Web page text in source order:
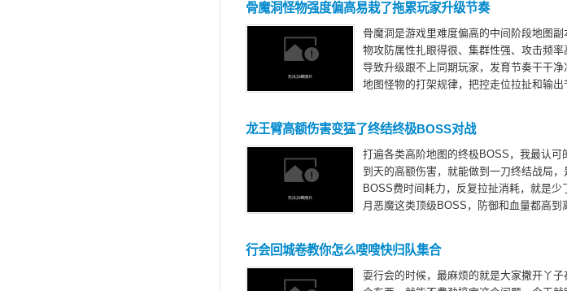
骨魔洞怪物强度偏高易栽了拖累玩家升级节奏
骨魔洞是游戏里难度偏高的中间阶段地图
物攻防属性扎眼得很、集群性强、攻击频
导致升级跟不上同期玩家，发育节奏干干
地图怪物的打架规律，把控走位拉扯和输
龙王臂高额伤害‌变猛了终结终极BOSS对战
打遍各类高阶地图的终极BOSS，我最认
到天的高额伤害，就能做到一刀终结战局
BOSS费时间耗力，反复拉扯消耗，就是
月恶魔这类顶级BOSS，防御和血量都高
行会回城卷教你怎么嗖嗖快归队集合
耍行会的时候，最麻烦的就是大家撒开丫